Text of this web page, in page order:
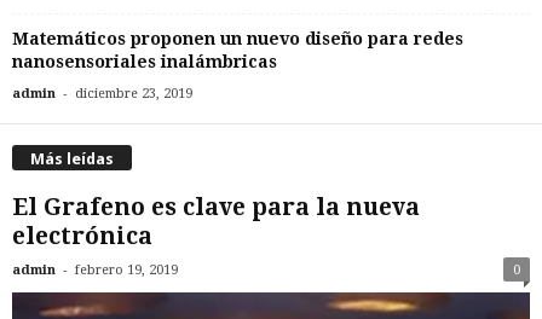
Matemáticos proponen un nuevo diseño para redes
nanosensoriales inalámbricas
admin - diciembre 23, 2019
Más leídas
El Grafeno es clave para la nueva
electrónica
admin - febrero 19, 2019 0